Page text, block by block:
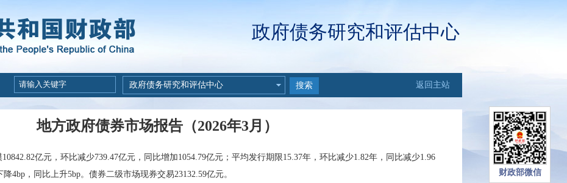
财政部微信
政府债务研究和评估中心
政府债务研究和评估中心 搜索 返回主站
地方政府债券市场报告（2026年3月）
10842.82亿元，环比减少739.47亿元，同比增加1054.79亿元；平均发行期限15.37年，环比减少1.82年，同比减少1.96
降4bp，同比上升5bp。债券二级市场现券交易23132.59亿元。